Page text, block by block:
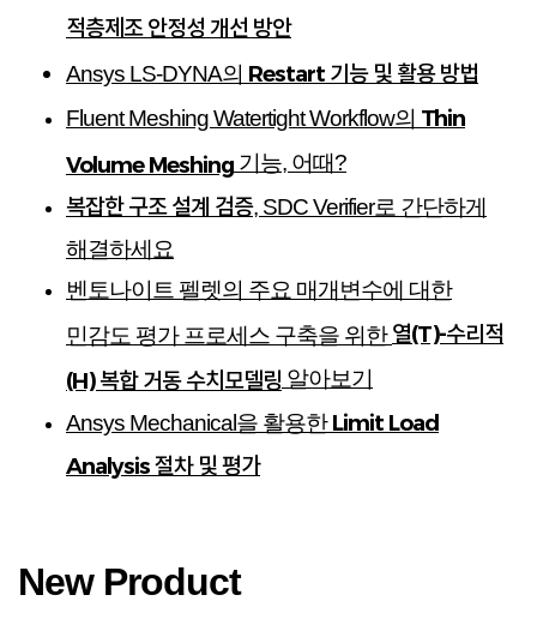
적층제조 안정성 개선 방안
Ansys LS-DYNA의 Restart 기능 및 활용 방법
Fluent Meshing Watertight Workflow의 Thin
Volume Meshing 기능, 어때?
복잡한 구조 설계 검증, SDC Verifier로 간단하게
해결하세요
벤토나이트 펠렛의 주요 매개변수에 대한
민감도 평가 프로세스 구축을 위한 열(T)-수리적
(H) 복합 거동 수치모델링 알아보기
Ansys Mechanical을 활용한Limit Load
Analysis 절차 및 평가
New Product